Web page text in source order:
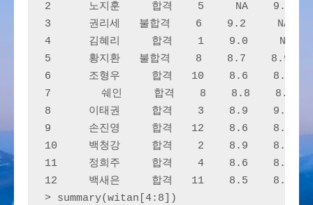
2      노지훈     합격    5     NA    9.2
3      권리세   불합격    6    9.2     NA
4      김혜리     합격    1    9.0     NA
5      황지환   불합격    8    8.7    8.9
6      조형우     합격   10    8.6    8.9
7        쉐인     합격    8    8.8    8.6
8      이태권     합격    3    8.9    9.0
9      손진영     합격   12    8.6    8.0
10     백청강     합격    2    8.9    8.9
11     정희주     합격    4    8.6    8.6
12     백새은     합격   11    8.5    8.7
> summary(witan[4:8])